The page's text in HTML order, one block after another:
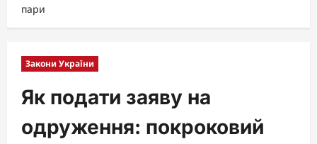
пари
Закони України
Як подати заяву на
одруження: покроковий